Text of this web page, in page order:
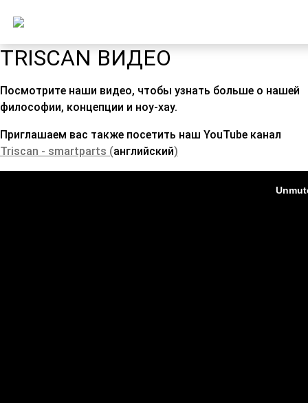
TRISCAN ВИДЕО
Посмотрите наши видео, чтобы узнать больше о нашей
философии, концепции и ноу-хау.
Приглашаем вас также посетить наш YouTube канал
Triscan - smartparts (английский)